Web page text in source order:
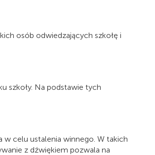
osób odwiedzających szkołę i
szkoły. Na podstawie tych
w celu ustalenia winnego. W takich
z dźwiękiem pozwala na